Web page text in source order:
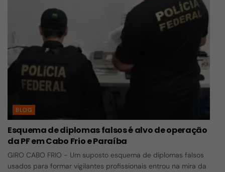
BLOG
Esquema de diplomas falsos é alvo de operação
da PF em Cabo Frio e Paraíba
GIRO CABO FRIO - Um suposto esquema de diplomas falsos
usados para formar vigilantes profissionais entrou na mira da